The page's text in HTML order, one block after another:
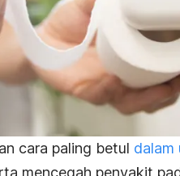
cara paling betul dalam
mencegah penyakit